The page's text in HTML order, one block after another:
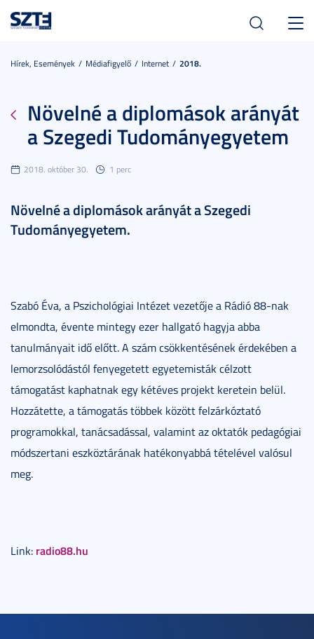
Hírek, Események Médiafigyelő Internet 2018.
Növelné a diplomások arányát
a Szegedi Tudományegyetem
2018. október 30. 1 perc
Növelné a diplomások arányát a Szegedi
Tudományegyetem.
Szabó Éva, a Pszichológiai Intézet vezetője a Rádió 88-nak
elmondta, évente mintegy ezer hallgató hagyja abba
tanulmányait idő előtt. A szám csökkentésének érdekében a
lemorzsolódástól fenyegetett egyetemisták célzott
támogatást kaphatnak egy kétéves projekt keretein belül.
Hozzátette, a támogatás többek között felzárkóztató
programokkal, tanácsadással, valamint az oktatók pedagógiai
módszertani eszköztárának hatékonyabbá tételével valósul
meg.
Link: radio88.hu